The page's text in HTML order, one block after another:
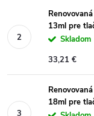
13ml pre
Skladom
33,21 €
18ml pre